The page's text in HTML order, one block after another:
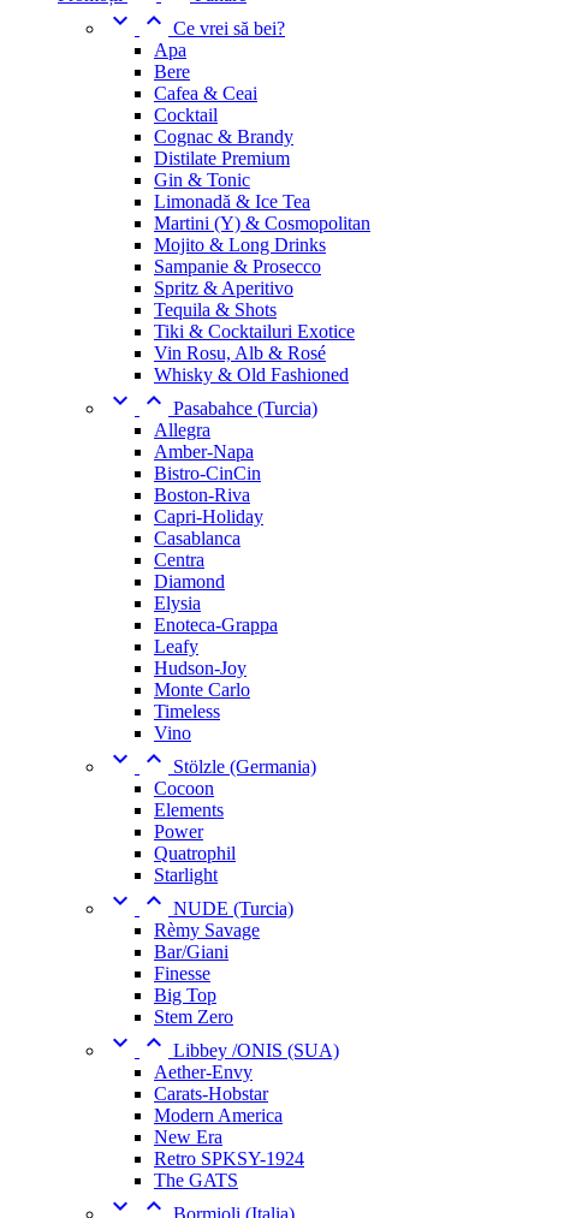
  Ce vrei să bei?
Apa
Bere
Cafea & Ceai
Cocktail
Cognac & Brandy
Distilate Premium
Gin & Tonic
Limonadă & Ice Tea
Martini (Y) & Cosmopolitan
Mojito & Long Drinks
Sampanie & Prosecco
Spritz & Aperitivo
Tequila & Shots
Tiki & Cocktailuri Exotice
Vin Rosu, Alb & Rosé
Whisky & Old Fashioned
  Pasabahce (Turcia)
Allegra
Amber-Napa
Bistro-CinCin
Boston-Riva
Capri-Holiday
Casablanca
Centra
Diamond
Elysia
Enoteca-Grappa
Leafy
Hudson-Joy
Monte Carlo
Timeless
Vino
 
Stölzle (Germania)
Cocoon
Elements
Power
Quatrophil
Starlight
  NUDE (Turcia)
Rèmy Savage
Bar/Giani
Finesse
Big Top
Stem Zero
  Libbey /ONIS (SUA)
Aether-Envy
Carats-Hobstar
Modern America
New Era
Retro SPKSY-1924
The GATS
  Bormioli (Italia)